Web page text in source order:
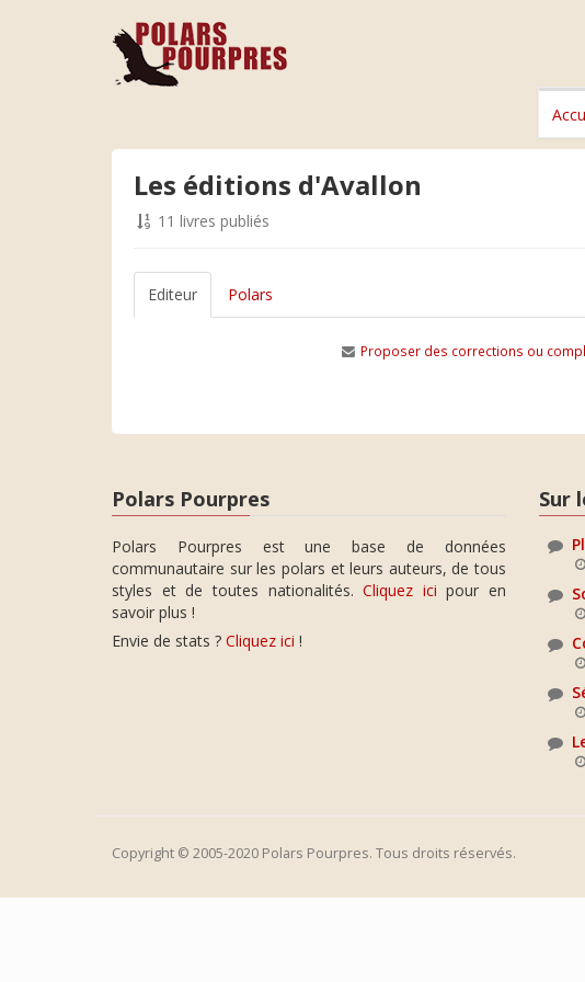
Les éditions d'Avallon
11 livres publiés
Editeur Polars
Proposer des corrections ou
Polars Pourpres
Polars Pourpres est une base de données
communautaire sur les polars et leurs auteurs, de tous
styles et de toutes nationalités.Cliquez ici pour en
savoir plus !
Envie de stats ? Cliquez ici !
Sur
Copyright © 2005-2020 Polars Pourpres. Tous droits réservés.